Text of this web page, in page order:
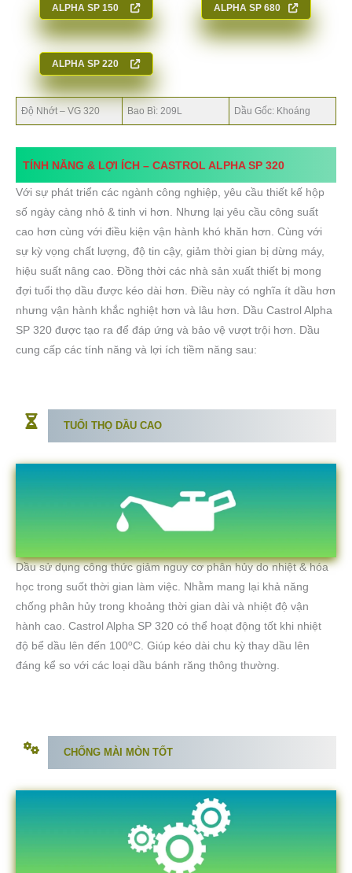
ALPHA SP150 ALPHA SP 680
ALPHA SP220
Độ Nhớt – VG 320 Bao Bì: 209L Dầu Gốc: Khoáng
TÍNH NĂNG & LỢI ÍCH –CASTROL ALPHA SP 320
Với sự phát triển các ngành công nghiệp, yêu cầu thiết kế hộp
số ngày càng nhỏ & tinh vi hơn. Nhưng lại yêu cầu công suất
cao hơn cùng với điều kiện vận hành khó khăn hơn. Cùng với
sự kỳ vọng chất lượng, độ tin cậy, giảm thời gian bị dừng máy,
hiệu suất nâng cao. Đồng thời các nhà sản xuất thiết bị mong
đợi tuổi thọ dầu được kéo dài hơn. Điều này có nghĩa ít dầu hơn
nhưng vận hành khắc nghiệt hơn và lâu hơn. Dầu Castrol Alpha
SP 320 được tạo ra để đáp ứng và bảo vệ vượt trội hơn. Dầu
cung cấp các tính năng và lợi ích tiềm năng sau:
TUỔI THỌ DẦU CAO
Dầu sử dụng công thức giảm nguy cơ phân hủy do nhiệt & hóa
học trong suốt thời gian làm việc. Nhằm mang lại khả năng
chống phân hủy trong khoảng thời gian dài và nhiệt độ vận
hành cao. Castrol Alpha SP 320 có thể hoạt động tốt khi nhiệt
độ bể dầu lên đến 100oC. Giúp kéo dài chu kỳ thay dầu lên
đáng kể so với các loại dầu bánh răng thông thường.
CHỐNG MÀI MÒN TỐT